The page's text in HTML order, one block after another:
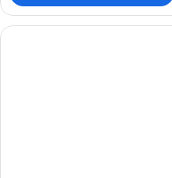
ملاءات من القطن المصري وأغطية